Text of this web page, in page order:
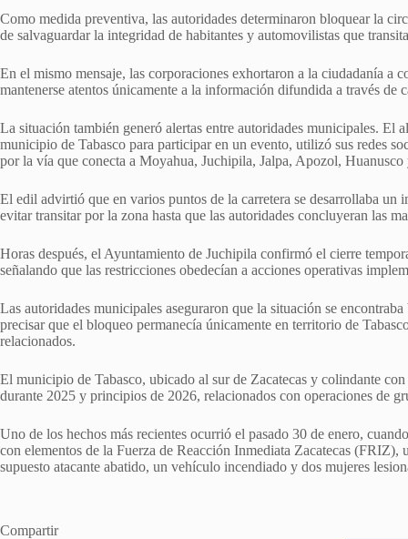
Como medida preventiva, las autoridades determinaron bloquear la
de salvaguardar la integridad de habitantes y automovilistas que
En el mismo mensaje, las corporaciones exhortaron a la ciudadanía a
mantenerse atentos únicamente a la información difundida a través de
La situación también generó alertas entre autoridades municipales. El
municipio de Tabasco para participar en un evento, utilizó sus redes
por la vía que conecta a Moyahua, Juchipila, Jalpa, Apozol, Huanusco
El edil advirtió que en varios puntos de la carretera se desarrollaba un
evitar transitar por la zona hasta que las autoridades concluyeran las
Horas después, el Ayuntamiento de Juchipila confirmó el cierre
señalando que las restricciones obedecían a acciones operativas
Las autoridades municipales aseguraron que la situación se
precisar que el bloqueo permanecía únicamente en territorio de
relacionados.
El municipio de Tabasco, ubicado al sur de Zacatecas y colindante
durante 2025 y principios de 2026, relacionados con operaciones de
Uno de los hechos más recientes ocurrió el pasado 30 de enero,
con elementos de la Fuerza de Reacción Inmediata Zacatecas
supuesto atacante abatido, un vehículo incendiado y dos mujeres
Compartir